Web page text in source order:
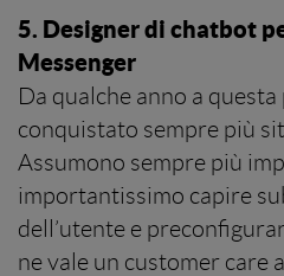
5. Designer di chatbot
Messenger
Da qualche anno a
conquistato sempre più
Assumono sempre più
importantissimo capire
dell’utente e
ne vale un customer care